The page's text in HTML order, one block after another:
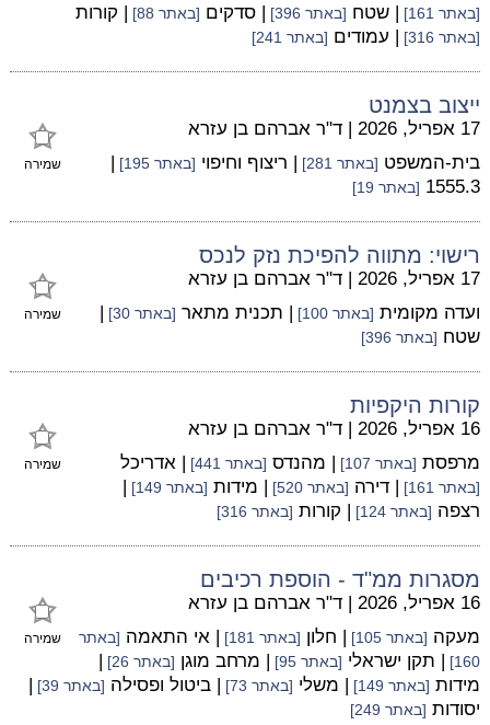
[באתר 161] | שטח [באתר 396] | סדקים [באתר 88] | קורות
[באתר 316] | עמודים [באתר 241]
ייצוב בצמנט
שמירה
17 אפריל, 2026 | ד"ר אברהם בן עזרא
בית-המשפט [באתר 281] | ריצוף וחיפוי [באתר 195]
|
1555.3 [באתר 19]
רישוי: מתווה להפיכת נזק לנכס
שמירה
17 אפריל, 2026 | ד"ר אברהם בן עזרא
ועדה מקומית [באתר 100] | תכנית מתאר [באתר 30]
|
שטח [באתר 396]
קורות היקפיות
שמירה
16 אפריל, 2026 | ד"ר אברהם בן עזרא
מרפסת [באתר 107] | מהנדס [באתר 441] | אדריכל
[באתר 161] | דירה [באתר 520] | מידות [באתר 149]
|
רצפה [באתר 124] | קורות [באתר 316]
מסגרות ממ"ד - הוספת רכיבים
שמירה
16 אפריל, 2026 | ד"ר אברהם בן עזרא
מעקה [באתר 105] | חלון [באתר 181] | אי התאמה [באתר
160]
| תקן ישראלי [באתר 95] | מרחב מוגן [באתר 26]
|
מידות [באתר 149] | משלי [באתר 73] | ביטול ופסילה [באתר 39]
|
יסודות [באתר 249]